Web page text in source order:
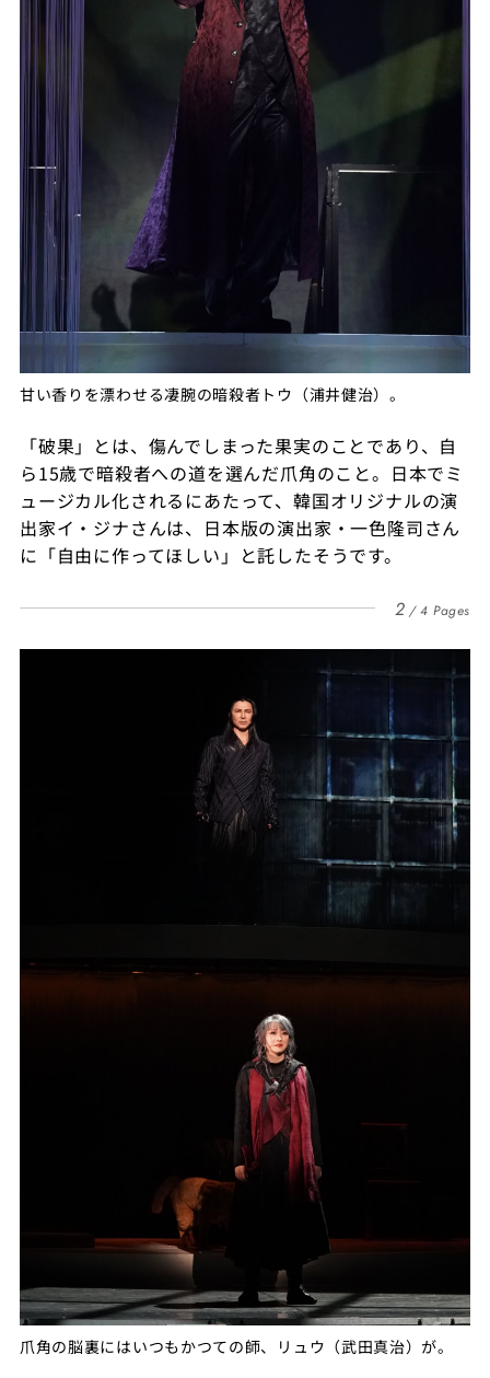
甘い香りを漂わせる凄腕の暗殺者トウ（浦井健治）。
「破果」とは、傷んでしまった果実のことであり、自
ら15歳で暗殺者への道を選んだ爪角のこと。日本でミ
ュージカル化されるにあたって、韓国オリジナルの演
出家イ・ジナさんは、日本版の演出家・一色隆司さん
に「自由に作ってほしい」と託したそうです。
2 4 Pages
爪角の脳裏にはいつもかつての師、リュウ（武田真治）が。